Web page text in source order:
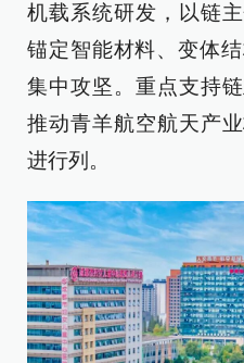
机载系统研发，以链
锚定智能材料、变体
集中攻坚。重点支持
推动青羊航空航天产
进行列。